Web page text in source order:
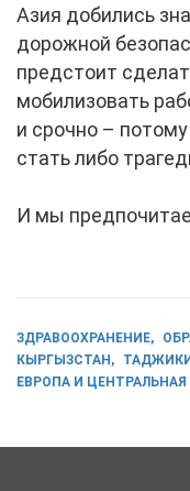
Азия добились
дорожной
предстоит
мобилизовать
и срочно –
стать либо
И мы
ЗДРАВООХРАНЕНИЕ
КЫРГЫЗСТАН
ЕВРОПА И ЦЕНТРАЛЬНАЯ